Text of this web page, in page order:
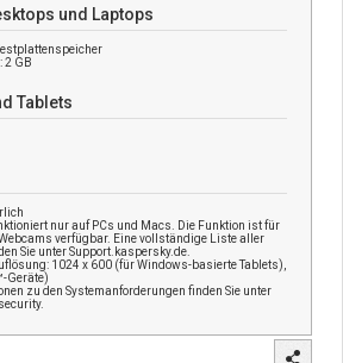
und Laptops
2 GB
Tablets
nur auf PCs und Macs. Die Funktion ist für
verfügbar. Eine vollständige Liste aller
Sie unter Support.kaspersky.de.
1024 x 600 (für Windows-basierte Tablets),
Geräte)
zu den Systemanforderungen finden Sie unter